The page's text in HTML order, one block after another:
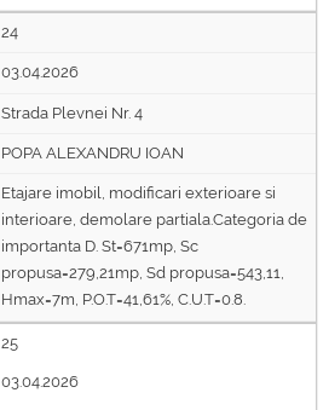
24
03.04.2026
Strada Plevnei Nr. 4
POPA ALEXANDRU IOAN
Etajare imobil, modificari exterioare si
interioare, demolare partiala.Categoria de
importanta D. St=671mp, Sc
propusa=279,21mp, Sd propusa=543,11,
Hmax=7m, P.O.T=41,61%, C.U.T=0.8.
25
03.04.2026